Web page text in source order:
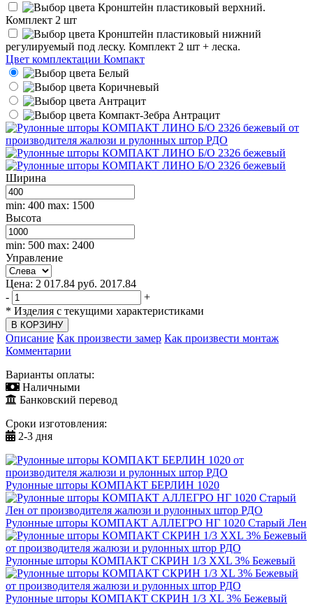
Кронштейн пластиковый верхний.
Комплект 2 шт
Кронштейн пластиковый нижний
регулируемый под леску. Комплект 2 шт + леска.
Цвет комплектации Компакт
Белый
Коричневый
Антрацит
Компакт-Зебра Антрацит
Ширина
min: 400 max: 1500
Высота
min: 500 max: 2400
Управление
Цена: 2 017.84 руб. 2017.84
-
+
* Изделия с текущими характеристиками
Описание Как произвести замер Как произвести монтаж
Комментарии
Варианты оплаты:
Наличными
Банковский перевод
Сроки изготовления:
2-3 дня
Рулонные шторы КОМПАКТ БЕРЛИН 1020
Рулонные шторы КОМПАКТ АЛЛЕГРО НГ 1020 Старый Лен
Рулонные шторы КОМПАКТ СКРИН 1/3 XXL 3% Бежевый
Рулонные шторы КОМПАКТ СКРИН 1/3 XL 3% Бежевый